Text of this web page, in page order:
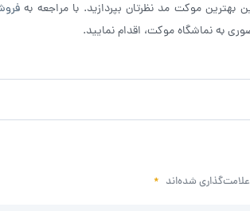
بهترین موکت مد نظرتان بپردازید. با مراجعه به
به نماشگاه موکت، اقدام نمایید.
شده‌اند *